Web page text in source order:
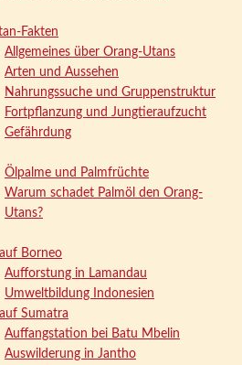
Fakten
Allgemeines über Orang-Utans
Arten und Aussehen
Nahrungssuche und Gruppenstruktur
Fortpflanzung und Jungtieraufzucht
Gefährdung
Ölpalme und Palmfrüchte
Warum schadet Palmöl den Orang-
Utans?
Borneo
Aufforstung in Lamandau
Umweltbildung Indonesien
Sumatra
Auffangstation bei Batu Mbelin
Auswilderung in Jantho